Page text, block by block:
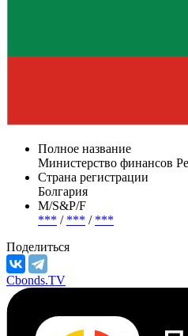
Полное название
Министерство финансов
Страна регистрации
Болгария
М/S&P/F
*** / *** / ***
Поделиться
Cbonds.TV